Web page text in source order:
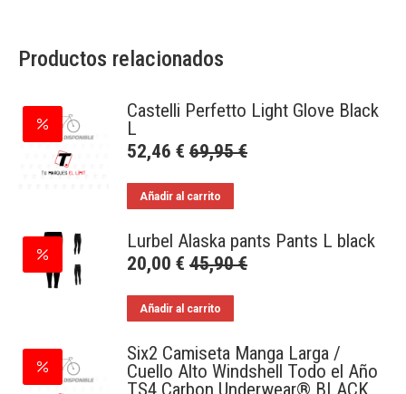
Productos relacionados
Castelli Perfetto Light Glove Black
L
52,46 € 69,95€
Añadir al carrito
Lurbel Alaska pants Pants L black
20,00 € 45,90€
Añadir al carrito
Six2 Camiseta Manga Larga /
Cuello Alto Windshell Todo el Año
TS4 Carbon Underwear® BLACK